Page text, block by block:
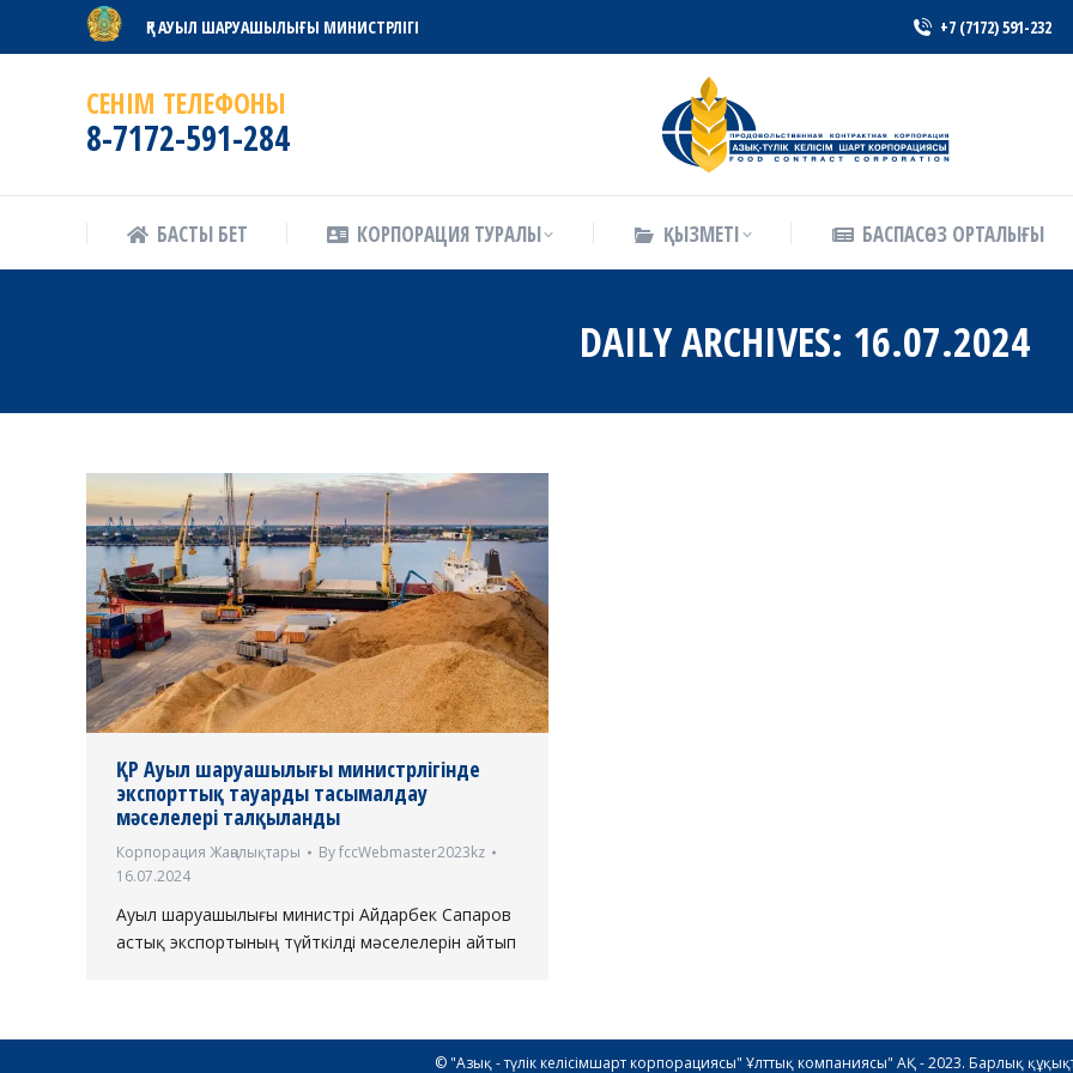
ҚР АУЫЛ ШАРУАШЫЛЫҒЫ МИНИСТРЛІГІ +7 (7172) 591-232
СЕНІМ ТЕЛЕФОНЫ
8-7172-591-284
БАСТЫ БЕТ КОРПОРАЦИЯ ТУРАЛЫ ҚЫЗМЕТІ БАСПАСӨЗ ОРТАЛЫҒЫ
DAILY ARCHIVES: 16.07.2024
ҚР Ауыл шаруашылығы министрлігінде
экспорттық тауарды тасымалдау
мәселелері талқыланды
Корпорация Жаңалықтары ByfccWebmaster2023kz
16.07.2024
Ауыл шаруашылығы министрі Айдарбек Сапаров
астық экспортының түйткілді мәселелерін айтып
© "Азық - түлік келісімшарт корпорациясы" Ұлттық компаниясы" АҚ - 2023. Барлық
БАСТЫ БЕТ КОРПОРАЦИЯ ТУРАЛЫ БАСПАСӨЗ ОРТАЛЫҒЫ